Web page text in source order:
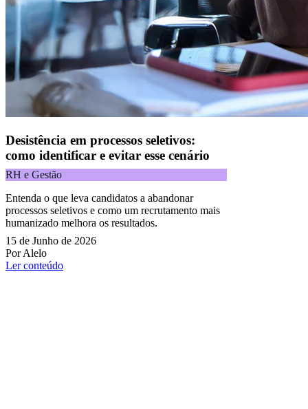
Desistência em processos seletivos:
como identificar e evitar esse cenário
RH e Gestão
Entenda o que leva candidatos a abandonar
processos seletivos e como um recrutamento mais
humanizado melhora os resultados.
15 de Junho de 2026
Por Alelo
Ler conteúdo